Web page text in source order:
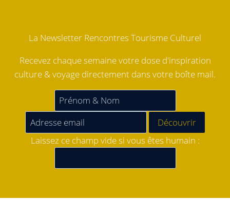
La Newsletter Rencontres Tourisme Culturel
Recevez chaque semaine votre dose d'inspiration
culture & voyage directement dans votre boîte mail.
Laissez ce champ vide si vous êtes humain :